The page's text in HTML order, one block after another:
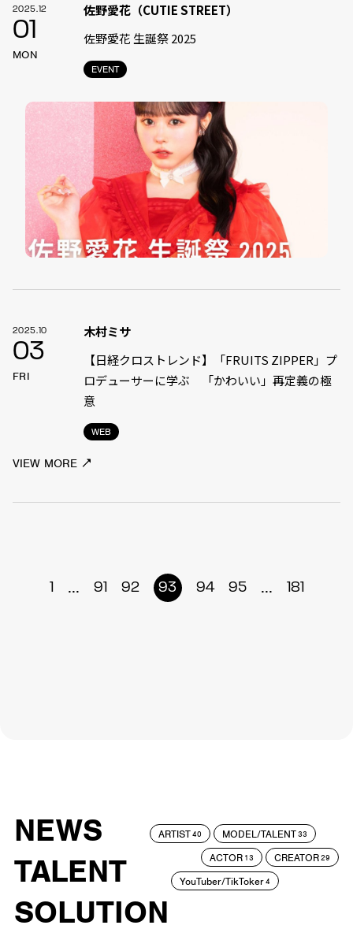
2025.12
01
MON
EVENT
佐野愛花（CUTIE STREET）
佐野愛花 生誕祭 2025
2025.10
03
FRI
WEB
木村ミサ
【日経クロストレンド】「FRUITS ZIPPER」プ
ロデューサーに学ぶ 「かわいい」再定義の極
意
VIEW MORE
1 ... 91 92 93 94 95 ... 181
NEWS
TALENT
SOLUTION
ARTIST40 MODEL/TALENT33
ACTOR 13 CREATOR29
YouTuber/TikToker4